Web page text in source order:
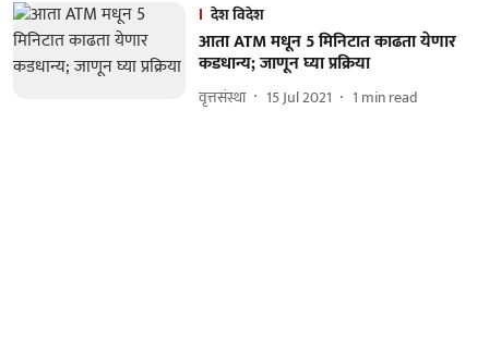
देश विदेश
आता ATM मधून 5 मिनिटात काढता येणार
कडधान्य; जाणून घ्या प्रक्रिया
वृत्तसंस्था 15 Jul 2021 1 min read